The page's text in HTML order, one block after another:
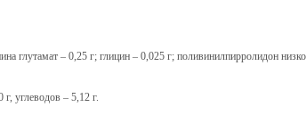
глутамат – 0,25 г; глицин – 0,025 г; поливинилпирролидон
углеводов – 5,12 г.